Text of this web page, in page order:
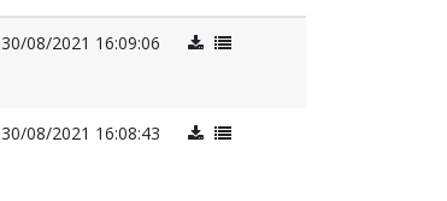
30/08/2021 16:09:06
30/08/2021 16:08:43